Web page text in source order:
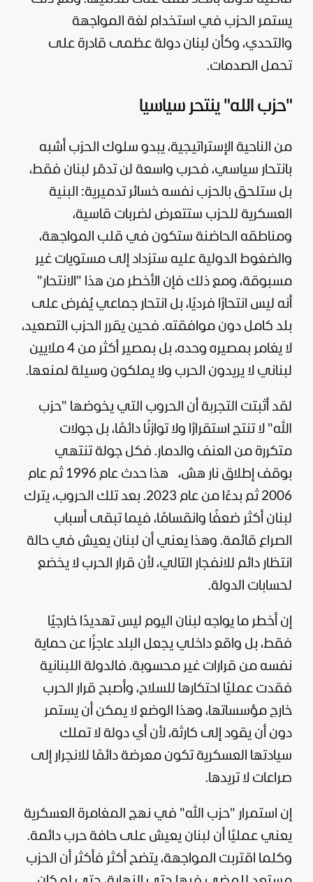
يستمر الحزب في استخدام لغة المواجهة
والتحدي، وكأن لبنان دولة عظمى قادرة على
تحمل الصدمات.
"حزب الله" ينتحر سياسيا
من الناحية الإستراتيجية، يبدو سلوك الحزب أشبه
بانتحار سياسي، فحرب واسعة لن تدمّر لبنان فقط،
بل ستلحق بالحزب نفسه خسائر تدميرية: البنية
العسكرية للحزب ستتعرض لضربات قاسية،
ومناطقه الحاضنة ستكون في قلب المواجهة،
والضغوط الدولية عليه ستزداد إلى مستويات غير
مسبوقة، ومع ذلك فإن الأخطر من هذا "الانتحار"
أنه ليس انتحارًا فرديًا، بل انتحار جماعي يُفرض على
بلد كامل دون موافقته. فحين يقرر الحزب التصعيد،
لا يغامر بمصيره وحده، بل بمصير أكثر من 4 ملايين
لبناني لا يريدون الحرب ولا يملكون وسيلة لمنعها.
لقد أثبتت التجربة أن الحروب التي يخوضها "حزب
الله" لا تنتج استقرارًا ولا توازنًا دائمًا، بل جولات
متكررة من العنف والدمار. فكل جولة تنتهي
بوقف إطلاق نار هش،
هذا حدث عام 1996 ثم عام
2006 ثم بدءًا من عام 2023. بعد تلك الحروب، يترك
لبنان أكثر ضعفًا وانقسامًا، فيما تبقى أسباب
الصراع قائمة. وهذا يعني أن لبنان يعيش في حالة
انتظار دائم للانفجار التالي، لأن قرار الحرب لا يخضع
لحسابات الدولة.
إن أخطر ما يواجه لبنان اليوم ليس تهديدًا خارجيًا
فقط، بل واقع داخلي يجعل البلد عاجزًا عن حماية
نفسه من قرارات غير محسوبة. فالدولة اللبنانية
فقدت عمليًا احتكارها للسلاح، وأصبح قرار الحرب
خارج مؤسساتها، وهذا الوضع لا يمكن أن يستمر
دون أن يقود إلى كارثة، لأن أي دولة لا تملك
سيادتها العسكرية تكون معرضة دائمًا للانجرار إلى
صراعات لا تريدها.
إن استمرار "حزب الله" في نهج المغامرة العسكرية
يعني عمليًا أن لبنان يعيش على حافة حرب دائمة.
وكلما اقتربت المواجهة، يتضح أكثر فأكثر أن الحزب